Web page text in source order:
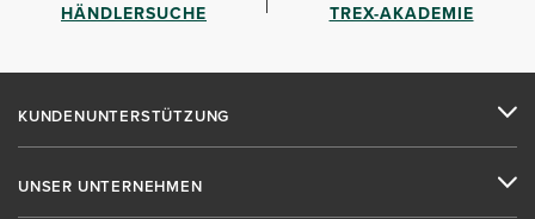
HÄNDLERSUCHE TREX-AKADEMIE
KUNDENUNTERSTÜTZUNG
UNSER UNTERNEHMEN